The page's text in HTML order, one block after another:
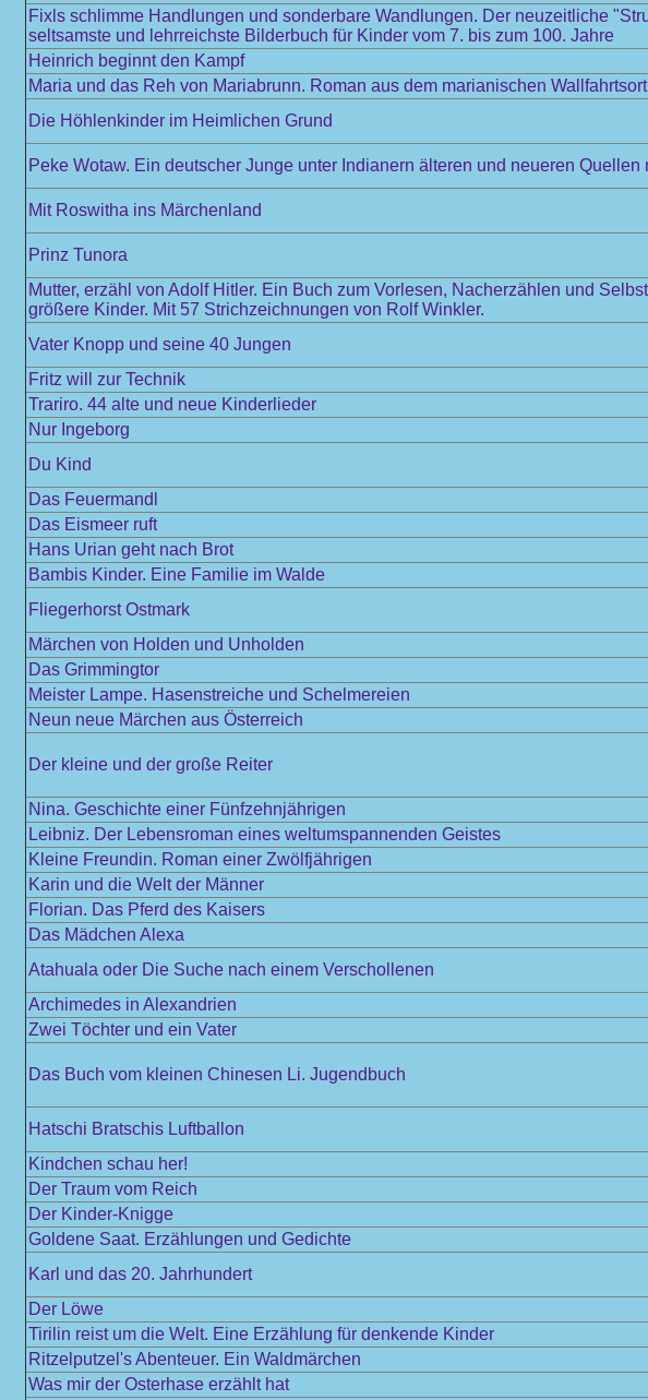
Fixls schlimme Handlungen und sonderbare Wandlungen. Der neuzeitliche
seltsamste und lehrreichste Bilderbuch für Kinder vom 7. bis zum 100. Jahre
Heinrich beginnt den Kampf
Maria und das Reh von Mariabrunn. Roman aus dem marianischen
Die Höhlenkinder im Heimlichen Grund
Peke Wotaw. Ein deutscher Junge unter Indianern älteren und neueren Quellen
Mit Roswitha ins Märchenland
Prinz Tunora
Mutter, erzähl von Adolf Hitler. Ein Buch zum Vorlesen, Nacherzählen und
größere Kinder. Mit 57 Strichzeichnungen von Rolf Winkler.
Vater Knopp und seine 40 Jungen
Fritz will zur Technik
Trariro. 44 alte und neue Kinderlieder
Nur Ingeborg
Du Kind
Das Feuermandl
Das Eismeer ruft
Hans Urian geht nach Brot
Bambis Kinder. Eine Familie im Walde
Fliegerhorst Ostmark
Märchen von Holden und Unholden
Das Grimmingtor
Meister Lampe. Hasenstreiche und Schelmereien
Neun neue Märchen aus Österreich
Der kleine und der große Reiter
Nina. Geschichte einer Fünfzehnjährigen
Leibniz. Der Lebensroman eines weltumspannenden Geistes
Kleine Freundin. Roman einer Zwölfjährigen
Karin und die Welt der Männer
Florian. Das Pferd des Kaisers
Das Mädchen Alexa
Atahuala oder Die Suche nach einem Verschollenen
Archimedes in Alexandrien
Zwei Töchter und ein Vater
Das Buch vom kleinen Chinesen Li. Jugendbuch
Hatschi Bratschis Luftballon
Kindchen schau her!
Der Traum vom Reich
Der Kinder-Knigge
Goldene Saat. Erzählungen und Gedichte
Karl und das 20. Jahrhundert
Der Löwe
Tirilin reist um die Welt. Eine Erzählung für denkende Kinder
Ritzelputzel's Abenteuer. Ein Waldmärchen
Was mir der Osterhase erzählt hat